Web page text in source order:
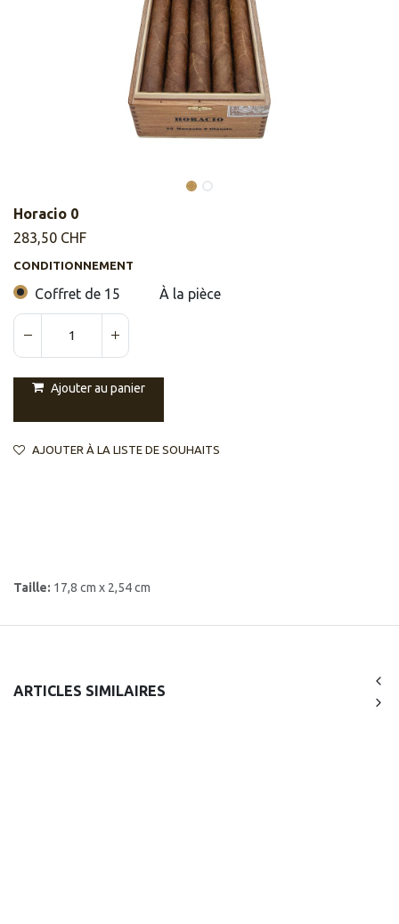
Horacio 0
283,50 CHF
CONDITIONNEMENT
Coffret de 15 À la pièce
Ajouter au panier
AJOUTER À LA LISTE DE SOUHAITS
Taille: 17,8 cm x 2,54 cm
ARTICLES SIMILAIRES